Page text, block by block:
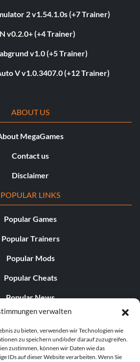
verwalten
zu bieten, verwenden wir Technologien wie
zu speichern und/oder darauf zuzugreifen.
zustimmen, können wir Daten wie das
IDs auf dieser Website verarbeiten. Wenn Sie
2 v1.54.1.0s (+7 Trainer)
v0.2.0+ (+4 Trainer)
v1.0 (+5 Trainer)
V v1.0.3407.0 (+12 Trainer)
ABOUT US
MegaGames
Contact us
Disclaimer
POPULAR LINKS
Popular Games
Popular Trainers
Popular Mods
Popular Cheats
Popular News
Popular Editorials
Free Games
UPDATES